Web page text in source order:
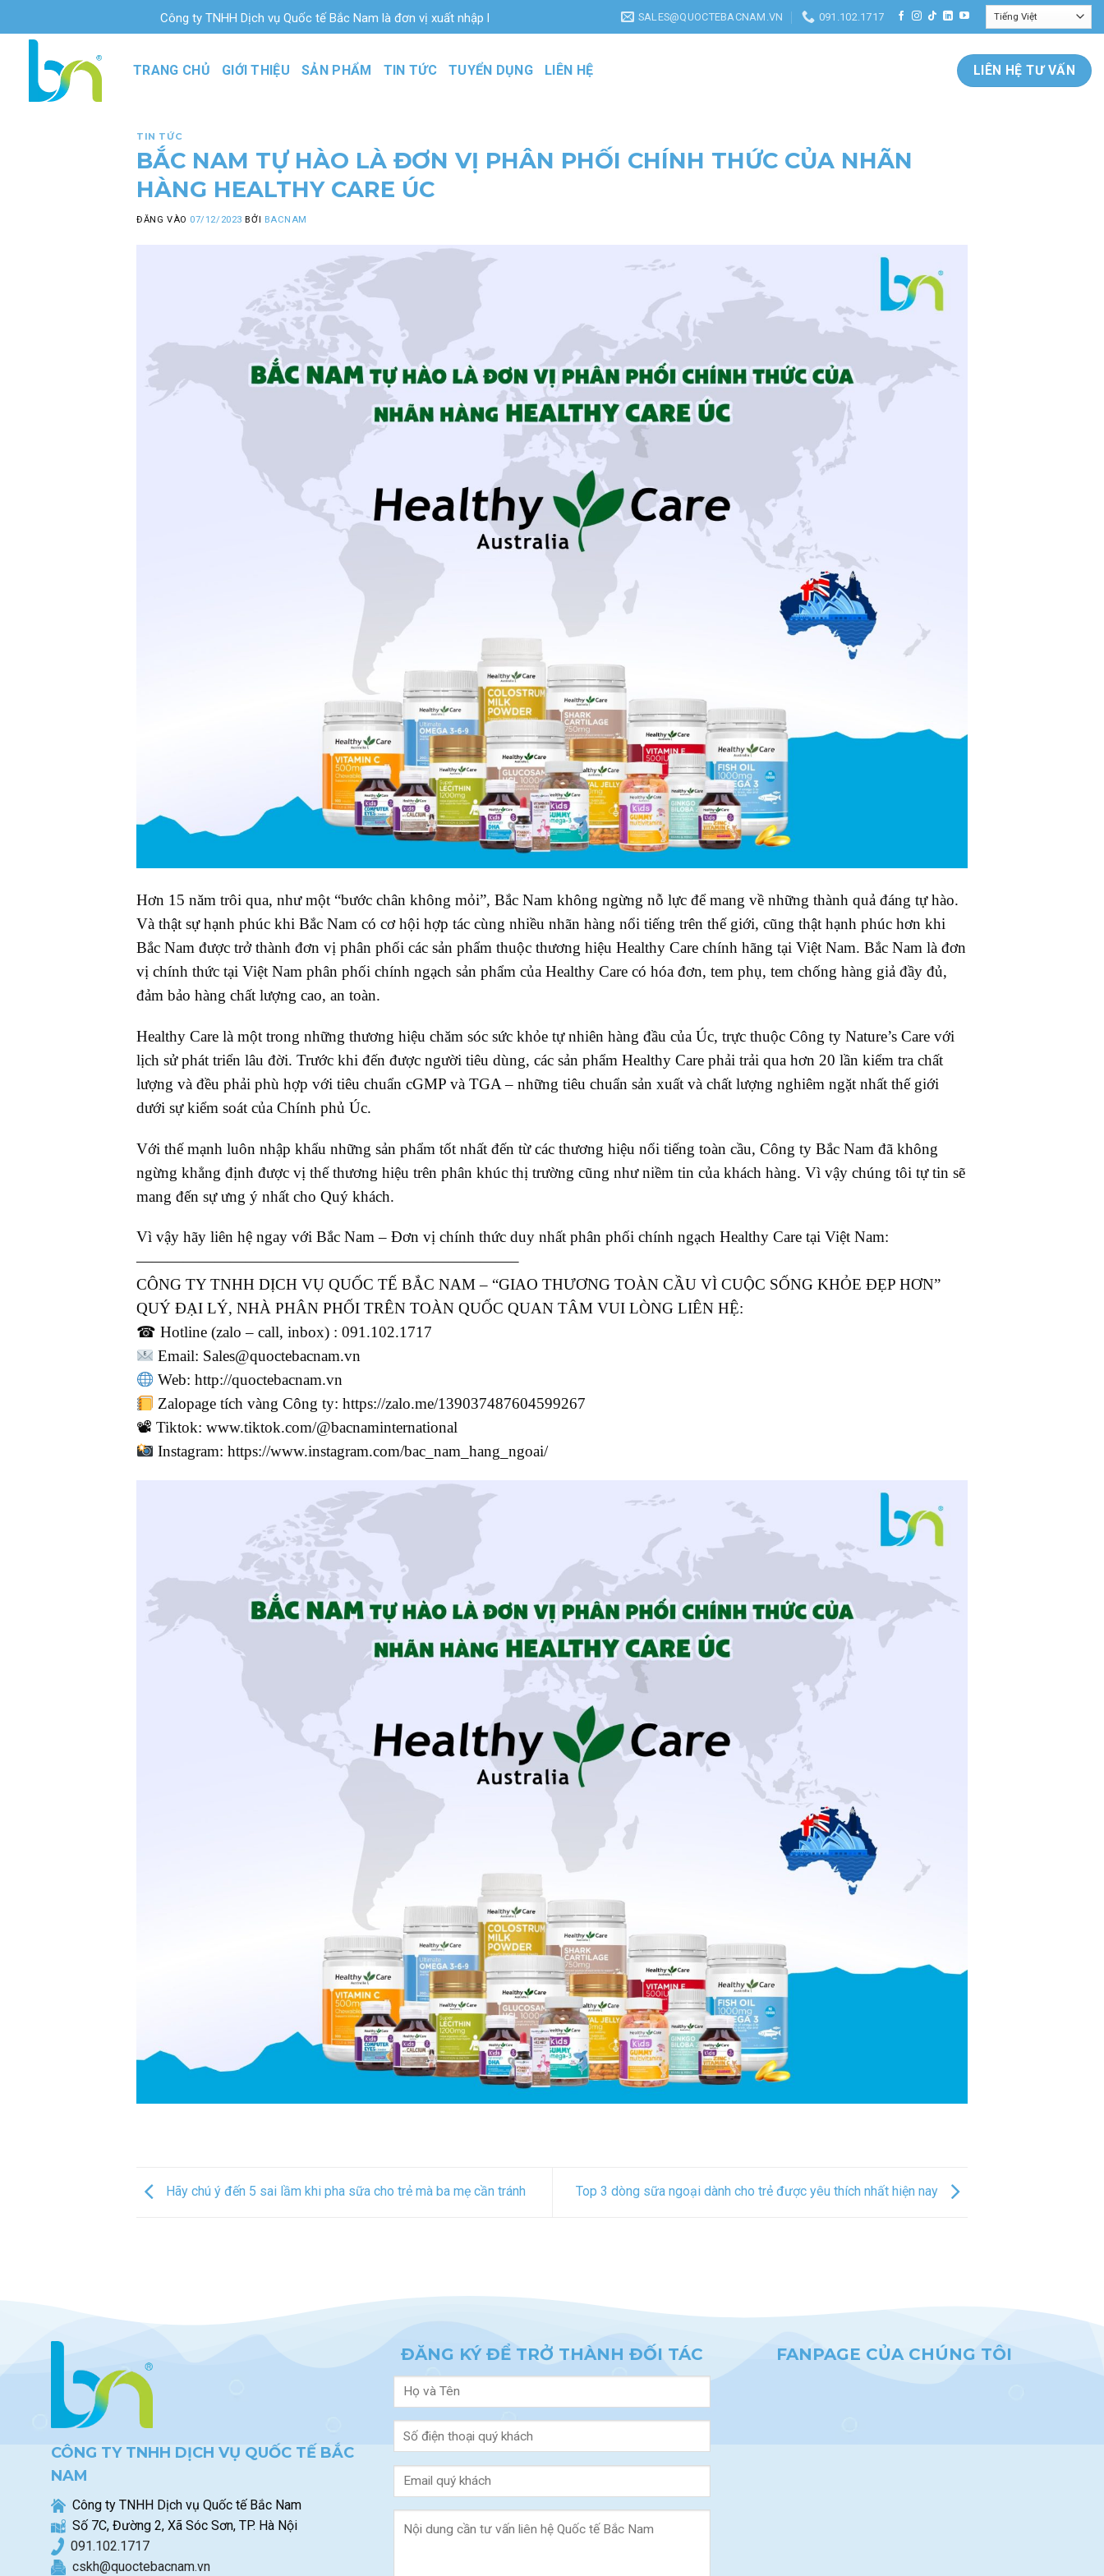
qua
Công ty TNHH Dịch vụ Quốc tế Bắc Nam là đơn vị xuất nhập khẩu & phân phối hàng đầu Việt Nam với các dòng sản phẩm hàng ngoại nội địa cao cấp trong những ngành tiêu dùng,
SALES@QUOCTEBACNAM.VN 091.102.1717
TRANG CHỦ GIỚI THIỆU SẢN PHẨM TIN TỨC TUYỂN DỤNG LIÊN HỆ LIÊN HỆ TƯ VẤN
TIN TỨC
BẮC NAM TỰ HÀO LÀ ĐƠN VỊ PHÂN PHỐI CHÍNH THỨC CỦA NHÃN
HÀNG HEALTHY CARE ÚC
ĐĂNG VÀO 07/12/2023 BỞI BACNAM
Hơn 15 năm trôi qua, như một “bước chân không mỏi”, Bắc Nam không ngừng nỗ lực để mang về những thành quả đáng tự hào.
Và thật sự hạnh phúc khi Bắc Nam có cơ hội hợp tác cùng nhiều nhãn hàng nổi tiếng trên thế giới, cũng thật hạnh phúc hơn khi
Bắc Nam được trở thành đơn vị phân phối các sản phẩm thuộc thương hiệu Healthy Care chính hãng tại Việt Nam.Bắc Nam là đơn
vị chính thức tại Việt Nam phân phối chính ngạch sản phẩm của Healthy Care có hóa đơn, tem phụ, tem chống hàng giả đầy đủ,
đảm bảo hàng chất lượng cao, an toàn.
Healthy Care là một trong những thương hiệu chăm sóc sức khỏe tự nhiên hàng đầu của Úc, trực thuộc Công ty Nature’s Care với
lịch sử phát triển lâu đời. Trước khi đến được người tiêu dùng, các sản phẩm Healthy Care phải trải qua hơn 20 lần kiểm tra chất
lượng và đều phải phù hợp với tiêu chuẩn cGMP và TGA – những tiêu chuẩn sản xuất và chất lượng nghiêm ngặt nhất thế giới
dưới sự kiểm soát của Chính phủ Úc.
Với thế mạnh luôn nhập khẩu những sản phẩm tốt nhất đến từ các thương hiệu nổi tiếng toàn cầu, Công ty Bắc Nam đã không
ngừng khẳng định được vị thế thương hiệu trên phân khúc thị trường cũng như niềm tin của khách hàng. Vì vậy chúng tôi tự tin sẽ
mang đến sự ưng ý nhất cho Quý khách.
Vì vậy hãy liên hệ ngay với Bắc Nam – Đơn vị chính thức duy nhất phân phối chính ngạch Healthy Care tại Việt Nam:
————————————————————————–
CÔNG TY TNHH DỊCH VỤ QUỐC TẾ BẮC NAM – “GIAO THƯƠNG TOÀN CẦU VÌ CUỘC SỐNG KHỎE ĐẸP HƠN”
QUÝ ĐẠI LÝ, NHÀ PHÂN PHỐI TRÊN TOÀN QUỐC QUAN TÂM VUI LÒNG LIÊN HỆ:
☎ Hotline (zalo – call, inbox) : 091.102.1717
Email: Sales@quoctebacnam.vn
Web: http://quoctebacnam.vn
Zalopage tích vàng Công ty: https://zalo.me/139037487604599267
📽 Tiktok: www.tiktok.com/@bacnaminternational
Instagram: https://www.instagram.com/bac_nam_hang_ngoai/
Hãy chú ý đến 5 sai lầm khi pha sữa cho trẻ mà ba mẹ cần tránh Top 3 dòng sữa ngoại dành cho trẻ được yêu thích nhất hiện nay
CÔNG TY TNHH DỊCH VỤ QUỐC TẾ BẮC
NAM
Công ty TNHH Dịch vụ Quốc tế Bắc Nam
Số 7C, Đường 2, Xã Sóc Sơn, TP. Hà Nội
091.102.1717
cskh@quoctebacnam.vn
ĐĂNG KÝ ĐỂ TRỞ THÀNH ĐỐI TÁC FANPAGE CỦA CHÚNG TÔI